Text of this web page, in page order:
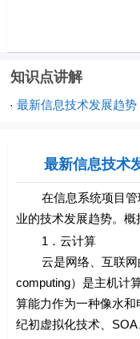
知识点讲解
· 最新信息技术发展趋势
最新信息技术
在信息系统项目管理
业的技术发展趋势。
1．云计算
云是网络、互联网的
computing）是主机计
算能力作为一种像水
纪初虚拟化技术、